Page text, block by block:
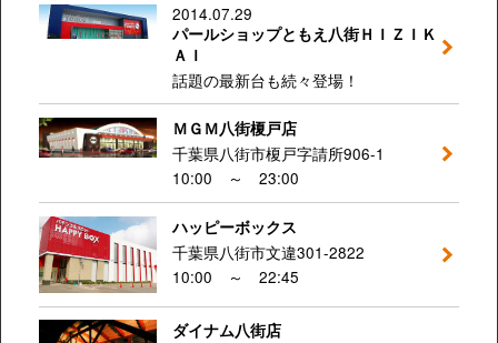
2014.07.29
パールショップともえ八街ＨＩＺＩＫ
ＡＩ
話題の最新台も続々登場！
ＭＧＭ八街榎戸店
千葉県八街市榎戸字請所906-1
10:00 ～ 23:00
ハッピーボックス
千葉県八街市文違301-2822
10:00 ～ 22:45
ダイナム八街店